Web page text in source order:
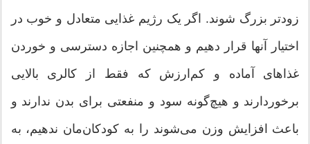
زودتر بزرگ شوند. اگر یک رژیم غذایی متعادل و خوب در
اختیار آنها قرار دهیم و همچنین اجازه دسترسی و خوردن
غذاهای آماده و کم‌ارزش که فقط از کالری بالایی
برخوردارند و هیچ‌گونه سود و منفعتی برای بدن ندارند و
باعث افزایش وزن می‌شوند را به کودکان‌مان ندهیم، به